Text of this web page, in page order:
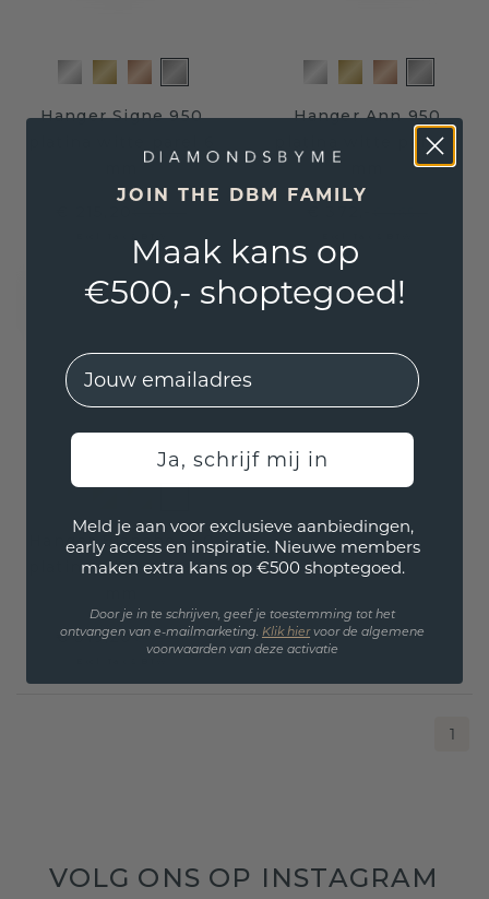
Hanger Signe 950
Hanger Ann 950
platina witte parel 5
Hanger Blanche 950
platina witte parel 6
€ 319,20€ 399,-
1
VOLG ONS OP INSTAGRAM
JOIN THE DBM FAMILY
Maak kans op
€500,- shoptegoed!
EMail
Ja, schrijf mij in
Meld je aan voor exclusieve aanbiedingen,
early access en inspiratie. Nieuwe members
maken extra kans op €500 shoptegoed.
Door je in te schrijven, geef je toestemming tot het
ontvangen van e-mailmarketing. Klik hiervoor de algemene
voorwaarden van deze activatie